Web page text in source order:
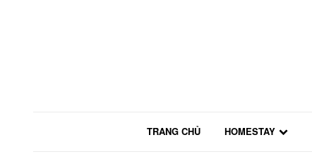
TRANG CHỦ HOMESTAY